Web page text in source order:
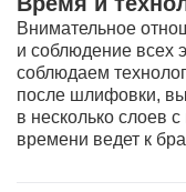
Внимательное
и соблюдение всех
соблюдаем
после шлифовки,
в несколько слоев
времени ведет к